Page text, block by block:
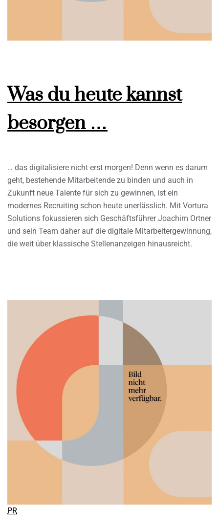
Was du heute kannst
besorgen …
… das digitalisiere nicht erst morgen! Denn wenn es darum
geht, bestehende Mitarbeitende zu binden und auch in
Zukunft neue Talente für sich zu gewinnen, ist ein
modernes Recruiting schon heute unerlässlich. Mit Vortura
Solutions fokussieren sich Geschäftsführer Joachim Ortner
und sein Team daher auf die digitale Mitarbeitergewinnung,
die weit über klassische Stellenanzeigen hinausreicht.
PR